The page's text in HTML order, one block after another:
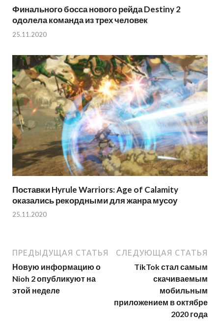
Финального босса нового рейда Destiny 2
одолела команда из трех человек
25.11.2020
Поставки Hyrule Warriors: Age of Calamity
оказались рекордными для жанра мусоу
25.11.2020
ПРЕДЫДУЩАЯ СТАТЬЯ
Новую информацию о
Nioh 2 опубликуют на
этой неделе
СЛЕДУЮЩАЯ СТАТЬЯ
TikTok стал самым
скачиваемым
мобильным
приложением в октябре
2020 года